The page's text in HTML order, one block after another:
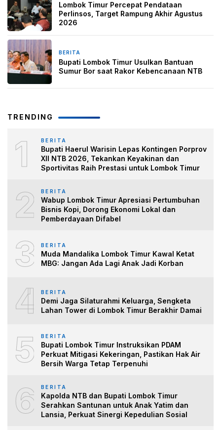
Lombok Timur Percepat Pendataan
Perlinsos, Target Rampung Akhir Agustus
2026
BERITA
Bupati Lombok Timur Usulkan Bantuan
Sumur Bor saat Rakor Kebencanaan NTB
TRENDING
1 BERITA
Bupati Haerul Warisin Lepas Kontingen Porprov
XII NTB 2026, Tekankan Keyakinan dan
Sportivitas Raih Prestasi untuk Lombok Timur
2 BERITA
Wabup Lombok Timur Apresiasi Pertumbuhan
Bisnis Kopi, Dorong Ekonomi Lokal dan
Pemberdayaan Difabel
3 BERITA
Muda Mandalika Lombok Timur Kawal Ketat
MBG: Jangan Ada Lagi Anak Jadi Korban
4 BERITA
Demi Jaga Silaturahmi Keluarga, Sengketa
Lahan Tower di Lombok Timur Berakhir Damai
5 BERITA
Bupati Lombok Timur Instruksikan PDAM
Perkuat Mitigasi Kekeringan, Pastikan Hak Air
Bersih Warga Tetap Terpenuhi
6 BERITA
Kapolda NTB dan Bupati Lombok Timur
Serahkan Santunan untuk Anak Yatim dan
Lansia, Perkuat Sinergi Kepedulian Sosial